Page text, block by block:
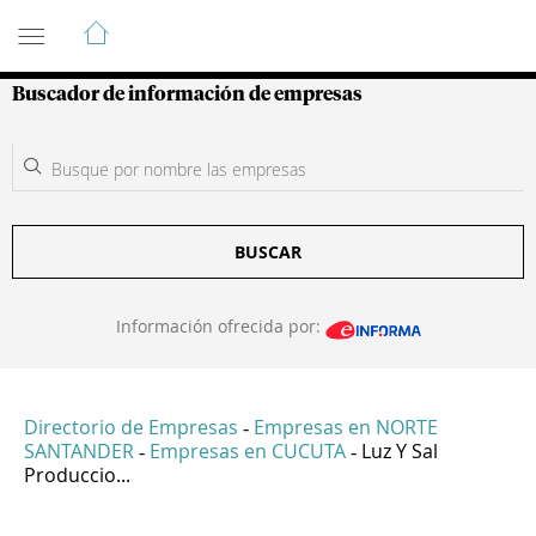
Guía de Empresas Colombianas
Buscador de información de empresas
BUSCAR
Información ofrecida por:
Directorio de Empresas - Empresas en NORTE
SANTANDER - Empresas en CUCUTA - Luz Y Sal
Produccio...